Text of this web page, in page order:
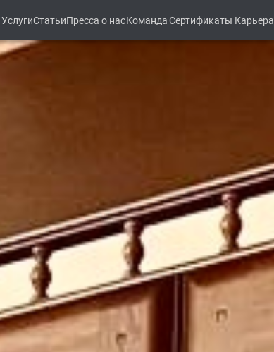
УслугиСтатьиПресса о насКомандаСертификаты Карьера